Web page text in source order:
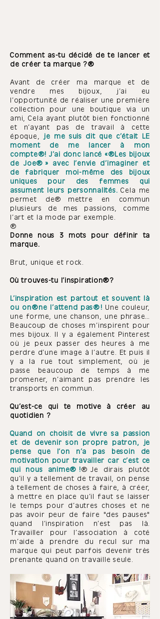
Comment as-tu décidé de te lancer et
de créer ta marque ?
Avant de créer ma marque et de
vendre mes bijoux, j’ai eu
l’opportunité de réaliser une première
collection pour une boutique via un
ami, Cela ayant plutôt bien fonctionné
et n’ayant pas de travail à cette
époque,
je me suis dit que c’était LE
moment de me lancer à mon
compte ! J’ai donc lancé « Les bijoux
de Joe » avec l’envie d’imaginer et
de fabriquer moi-même des bijoux
uniques pour des femmes qui
assument leurs personnalités. Cela me
permet de mettre en commun
plusieurs de mes passions, comme
l’art et la mode par exemple.
Donne nous 3 mots pour définir ta
marque.
Brut, unique et rock.
Où trouves-tu l’inspiration ?
L’inspiration est partout et souvent là
ou on ne l’attend pas ! Une couleur,
une forme, une chanson, une phrase…
Beaucoup de choses m’inspirent pour
mes bijoux. Il y a également Pinterest
où je peux passer des heures à me
perdre d’une image à l’autre. Et puis il
y a la rue tout simplement, où je
passe beaucoup de temps à me
promener, n’aimant pas prendre les
transports en commun.
Qu’est-ce qui te motive à créer au
quotidien ?
Quand on choisit de vivre sa passion
et de devenir son propre patron, je
pense que l’on n’a pas besoin de
motivation pour travailler car c’est ce
qui nous anime !Je dirais plutôt
qu’il y a tellement de travail, on pense
à tellement de choses à faire, à créer,
à mettre en place qu’il faut se laisser
le temps pour d’autres choses et ne
pas avoir peur de faire "des pauses"
quand l’inspiration n’est pas là.
Travailler pour l’association à coté
m’aide à prendre du recul sur ma
marque qui peut parfois devenir très
prenante quand on travaille seule.